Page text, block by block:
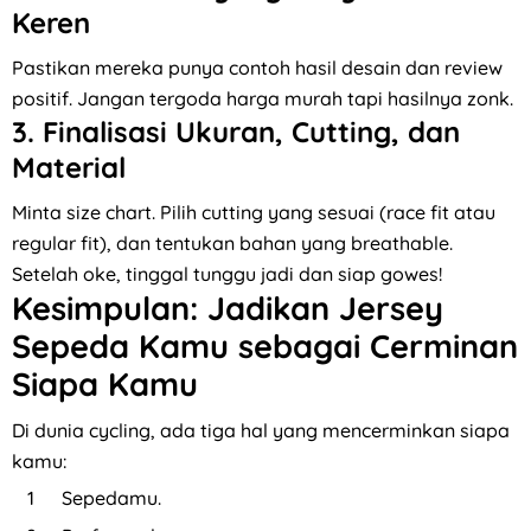
Keren
Pastikan mereka punya contoh hasil desain dan review
positif. Jangan tergoda harga murah tapi hasilnya zonk.
3. Finalisasi Ukuran, Cutting, dan
Material
Minta size chart. Pilih cutting yang sesuai (race fit atau
regular fit), dan tentukan bahan yang breathable.
Setelah oke, tinggal tunggu jadi dan siap gowes!
Kesimpulan: Jadikan Jersey
Sepeda Kamu sebagai Cerminan
Siapa Kamu
Di dunia cycling, ada tiga hal yang mencerminkan siapa
kamu:
Sepedamu.